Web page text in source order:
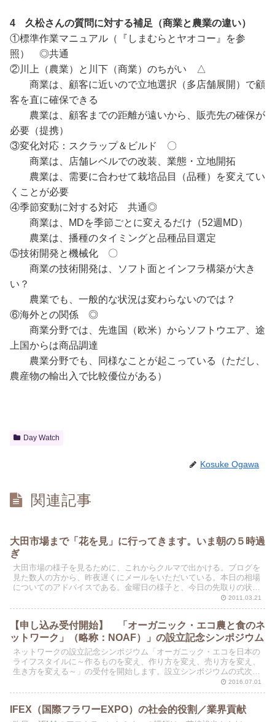
4 久松さんの質問に対する補足（商業と農業の違い）
①標準作業マニュアル（『しまむらとヤオコー』を参
照） ◎共通
②川上（農業）と川下（商業）のちがい △
商業は、顧客に近いので立地選択（多店舗展開）で顧
客を直に確保できる
農業は、顧客までの距離が遠いから、販売先の確保が
必要（提携）
③変化対応：スクラップ＆ビルド 〇
商業は、店舗レベルでの改装、業態・立地開拓
農業は、需要に合わせて栽培品目（品種）を変えてい
くことが必要
④季節変動に対する対応 共通◎
商業は、MDを季節ごとに変えるだけ（52週MD）
農業は、播種のタイミングと品種品目選定
⑤技術開発と機械化 〇
商業の技術開発は、ソフト面とインフラ構築が大き
い？
農業でも、一般的な状況は変わらないのでは？
⑥海外との関係 ◎
商業分野では、先進国（欧米）からソフトウエア、途
上国からは商品調達
農業分野でも、同様なことが起こっている（ただし、
農産物の輸出入で比較優位がある）
Day Watch
Kosuke Ogawa
関連記事
大田市場まで「花を見」に行ってきます。いま朝の５時過
ぎ
大田市場の様子を見るために、これからクルマで出かける。ブログを
見た数人の方から、昨夜遅くにメールをいただいている。本日の相場
についてのアドバイスである。金曜日の様子と、今日の先取りの状況
2011.03.21
【申し込み受付開始】 「オーガニック・エコ農と食のネ
ットワーク」（略称：NOAF）」の設立記念シンポジウム
ネットワークの設立記念シンポジウム「オーガニック・エコを日本の
ライフスタイルに～作るものを変え、作り方を変え、売り方を変え、
生き方を変える～」の受付を開始します。設立シンポジウムの式次第
2016.07.01
IFEX（国際フラワーEXPO）の社会的役割／業界貢献